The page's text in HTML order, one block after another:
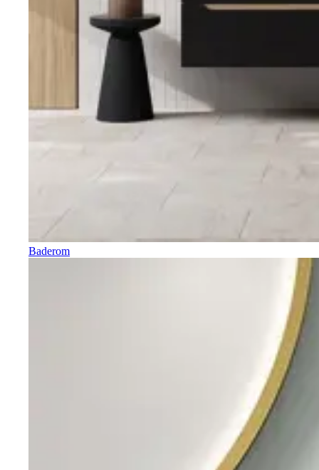
Baderom